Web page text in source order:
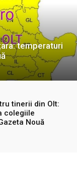
temperaturi
tinerii din Olt:
colegiile
Nouă